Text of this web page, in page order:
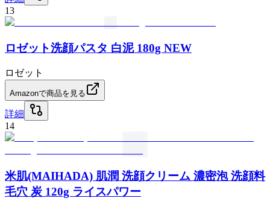
13
ロゼット洗顔パスタ 白泥 180g NEW
ロゼット
Amazonで商品を見る
詳細
14
米肌(MAIHADA) 肌潤 洗顔クリーム 濃密泡 洗顔料
毛穴 炭 120g ライスパワー